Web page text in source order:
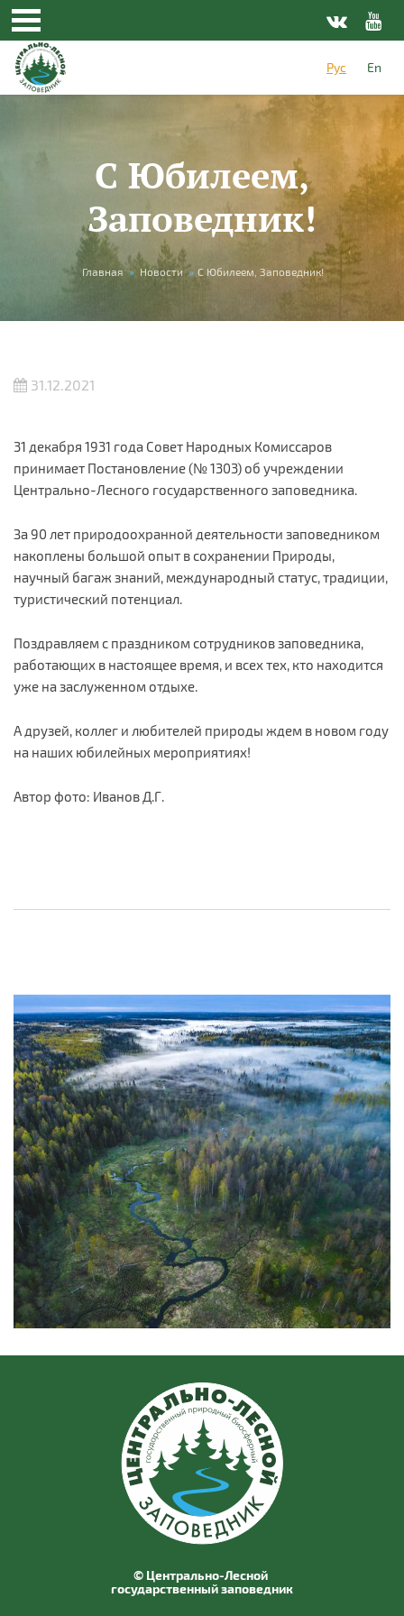
Перейти к основному содержанию
Рус
En
С Юбилеем,
Заповедник!
Вы здесь
Главная » Новости » С Юбилеем, Заповедник!
31.12.2021
31 декабря 1931 года Совет Народных Комиссаров
принимает Постановление (№ 1303) об учреждении
Центрально-Лесного государственного заповедника.
За 90 лет природоохранной деятельности заповедником
накоплены большой опыт в сохранении Природы,
научный багаж знаний, международный статус, традиции,
туристический потенциал.
Поздравляем с праздником сотрудников заповедника,
работающих в настоящее время, и всех тех, кто находится
уже на заслуженном отдыхе.
А друзей, коллег и любителей природы ждем в новом году
на наших юбилейных мероприятиях!
Автор фото: Иванов Д.Г.
© Центрально-Лесной
государственный заповедник